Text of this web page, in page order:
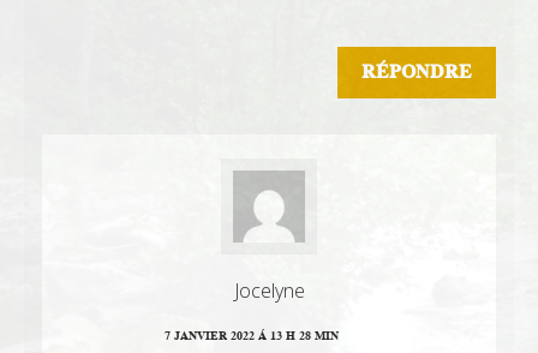
RÉPONDRE
Jocelyne
7 JANVIER 2022 Á 13 H 28 MIN